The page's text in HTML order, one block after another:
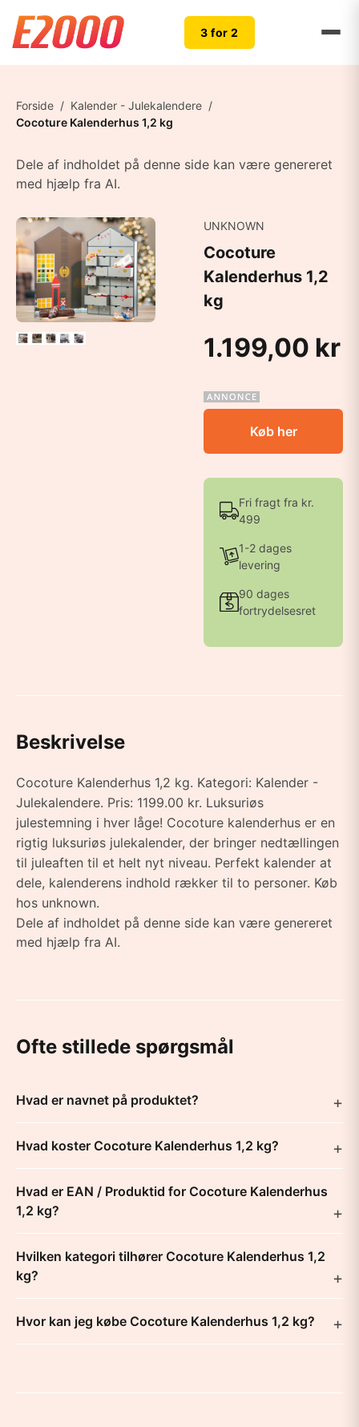
3 for 2
Forside / Kalender - Julekalendere /
Cocoture Kalenderhus 1,2 kg
Dele af indholdet på denne side kan være genereret
med hjælp fra AI.
UNKNOWN
Cocoture
Kalenderhus 1,2
kg
1.199,00 kr
Køb her
Fri fragt fra kr.
499
1-2 dages
levering
90 dages
fortrydelsesret
Beskrivelse
Cocoture Kalenderhus 1,2 kg. Kategori: Kalender -
Julekalendere. Pris: 1199.00 kr. Luksuriøs
julestemning i hver låge! Cocoture kalenderhus er en
rigtig luksuriøs julekalender, der bringer nedtællingen
til juleaften til et helt nyt niveau. Perfekt kalender at
dele, kalenderens indhold rækker til to personer. Køb
hos unknown.
Dele af indholdet på denne side kan være genereret
med hjælp fra AI.
Ofte stillede spørgsmål
Hvad er navnet på produktet?
Hvad koster Cocoture Kalenderhus 1,2 kg?
Hvad er EAN / Produktid for Cocoture Kalenderhus
1,2 kg?
Hvilken kategori tilhører Cocoture Kalenderhus 1,2
kg?
Hvor kan jeg købe Cocoture Kalenderhus 1,2 kg?